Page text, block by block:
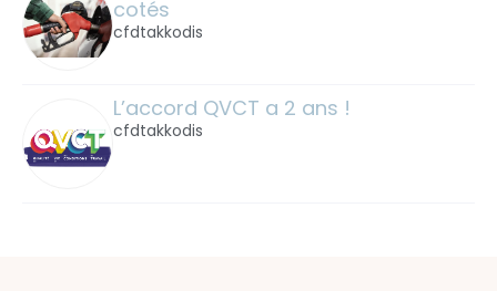
cotés
cfdtakkodis
L’accord QVCT a 2 ans !
cfdtakkodis